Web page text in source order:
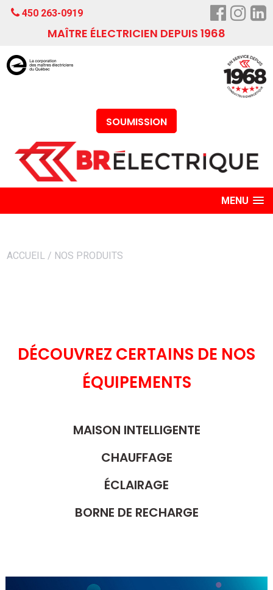
450 263-0919
MAÎTRE ÉLECTRICIEN DEPUIS 1968
SOUMISSION
MENU
ACCUEIL / NOS PRODUITS
DÉCOUVREZ CERTAINS DE NOS
ÉQUIPEMENTS
MAISON INTELLIGENTE
CHAUFFAGE
ÉCLAIRAGE
BORNE DE RECHARGE